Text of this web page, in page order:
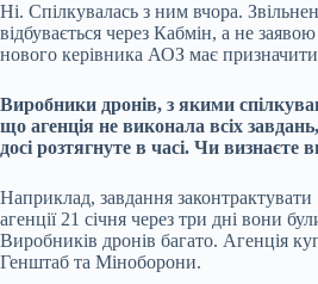
Ні. Спілкувалась з ним вчора.
відбувається через Кабмін, а не
нового керівника АОЗ має
Виробники дронів, з якими
що агенція не виконала всіх
досі розтягнуте в часі. Чи
Наприклад, завдання
агенції 21 січня через три дні вони
Виробників дронів багато. Агенція
Генштаб та Міноборони.